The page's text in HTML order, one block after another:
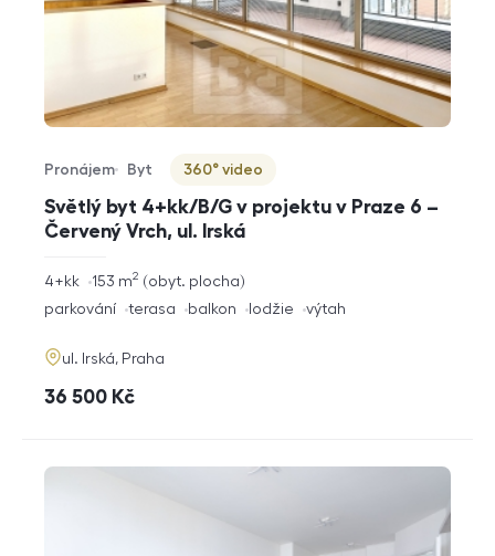
Světlý byt 4+kk/B/G v projektu v Praze 6 –
Červený Vrch, ul. Irská
Typ nabídky
Pronájem
Typ nemovitosti
Byt
Virtuální prohlídka
360° video
rozměry
dispozice
4+kk obyt. plocha
153 m2
funkce
parkování terasa balkon lodžie výtah
adresa
ul. Irská, Praha
cena
36 500 Kč